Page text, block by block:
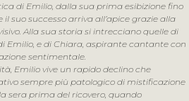
di Emilio, dalla sua prima esibizione fino
suo successo arriva all’apice grazie alla
Alla sua storia si intrecciano quelle di
Emilio, e di Chiara, aspirante cantante con
sentimentale.
Emilio vive un rapido declino che
sempre più patologico di mistificazione
sera prima del ricovero, quando